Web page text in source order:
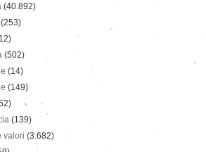
(40.892)
(253)
(502)
(14)
(149)
(139)
valori (3.682)